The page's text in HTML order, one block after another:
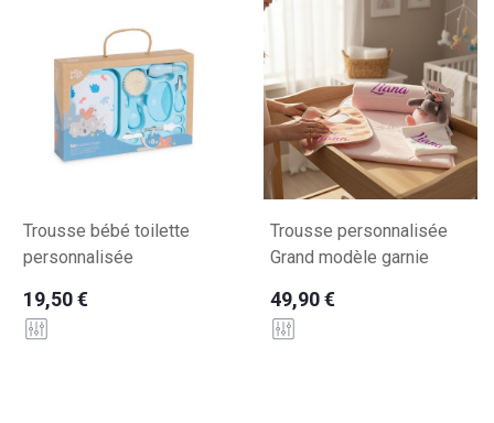
Trousse bébé toilette
personnalisée
19,50 €
Trousse personnalisée
Grand modèle garnie
49,90 €